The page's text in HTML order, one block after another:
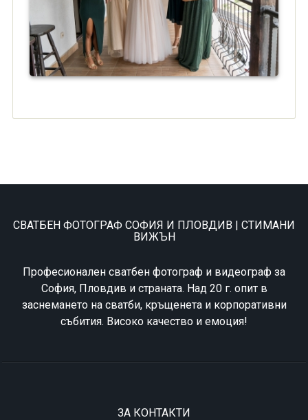
СВАТБЕН ФОТОГРАФ СОФИЯ И ПЛОВДИВ | СТИМАНИ
ВИЖЪН
Професионален сватбен фотограф и видеограф за
София, Пловдив и страната. Над 20 г. опит в
заснемането на сватби, кръщенета и корпоративни
събития. Високо качество и емоция!
ЗА КОНТАКТИ